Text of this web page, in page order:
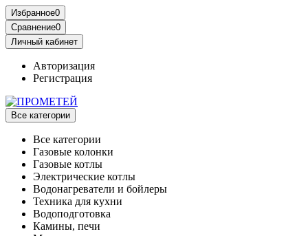
Избранное0
Сравнение0
Личный кабинет
Авторизация
Регистрация
Все категории
Все категории
Газовые колонки
Газовые котлы
Электрические котлы
Водонагреватели и бойлеры
Техника для кухни
Водоподготовка
Камины, печи